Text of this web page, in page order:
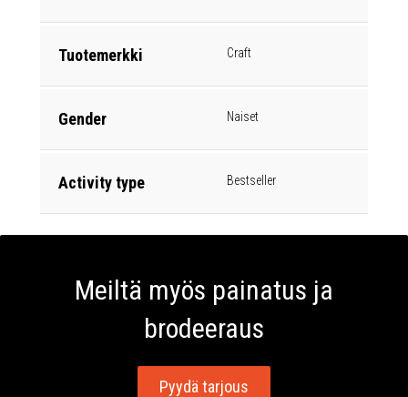
Tuotemerkki Craft
Gender Naiset
Activity type Bestseller
Meiltä myös painatus ja
brodeeraus
Pyydä tarjous